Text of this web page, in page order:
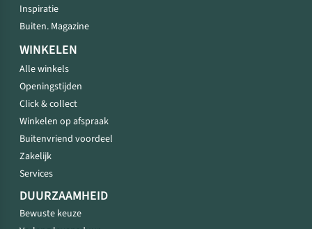
Inspiratie
Buiten. Magazine
WINKELEN
Alle winkels
Openingstijden
Click & collect
Winkelen op afspraak
Buitenvriend voordeel
Zakelijk
Services
DUURZAAMHEID
Bewuste keuze